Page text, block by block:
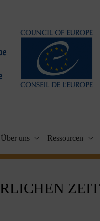
Über uns Ressourcen
ZEIT